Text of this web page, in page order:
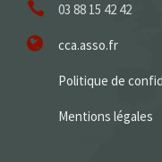
03 88 15 42 42
cca.asso.fr
Politique de
Mentions légales